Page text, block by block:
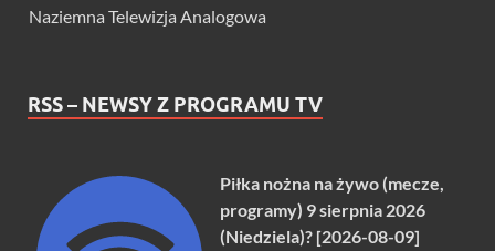
Naziemna Telewizja Analogowa
RSS – NEWSY Z PROGRAMU TV
Piłka nożna na żywo (mecze,
programy) 9 sierpnia 2026
(Niedziela)? [2026-08-09]